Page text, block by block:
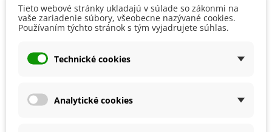
dostatkom rozptýleného svetla.
Slez bude dobre prospievať vo vlhkej vápenatej pôde
Zber
listov je možný počas celého
Výška
150 - 200 cm
Pestovanie
Výsev/výsadba
Apríl
Tieto webové stránky ukladajú v súlade so zákonmi na
vaše zariadenie súbory, všeobecne nazývané cookies.
Používaním týchto stránok s tým vyjadrujete súhlas.
Technické cookies
Analytické cookies